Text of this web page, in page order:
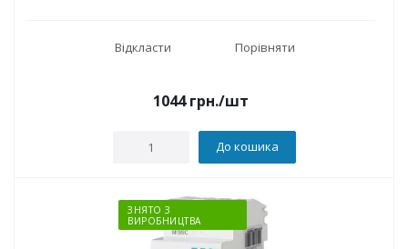
Відкласти Порівняти
1044грн./шт
До кошика
ЗНЯТО З
ВИРОБНИЦТВА